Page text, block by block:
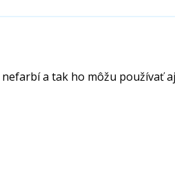
a tak ho môžu používať